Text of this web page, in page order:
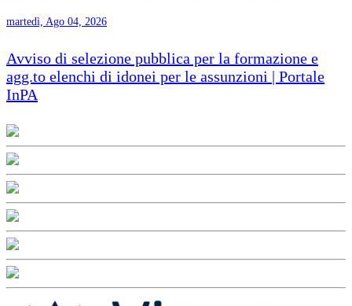
martedì, Ago 04, 2026
Avviso di selezione pubblica per la formazione e
agg.to elenchi di idonei per le assunzioni | Portale
InPA